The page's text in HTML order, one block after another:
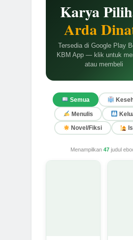
Karya
Arda
Tersedia di Google Play
KBM App — klik untuk
atau membeli
Semua
Menulis
Novel/Fiksi
Menampilkan 47judul